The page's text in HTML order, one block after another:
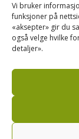
Vi bruker
funksjoner på
«aksepter» gir du
også velge hvilke
detaljer».Kusignal